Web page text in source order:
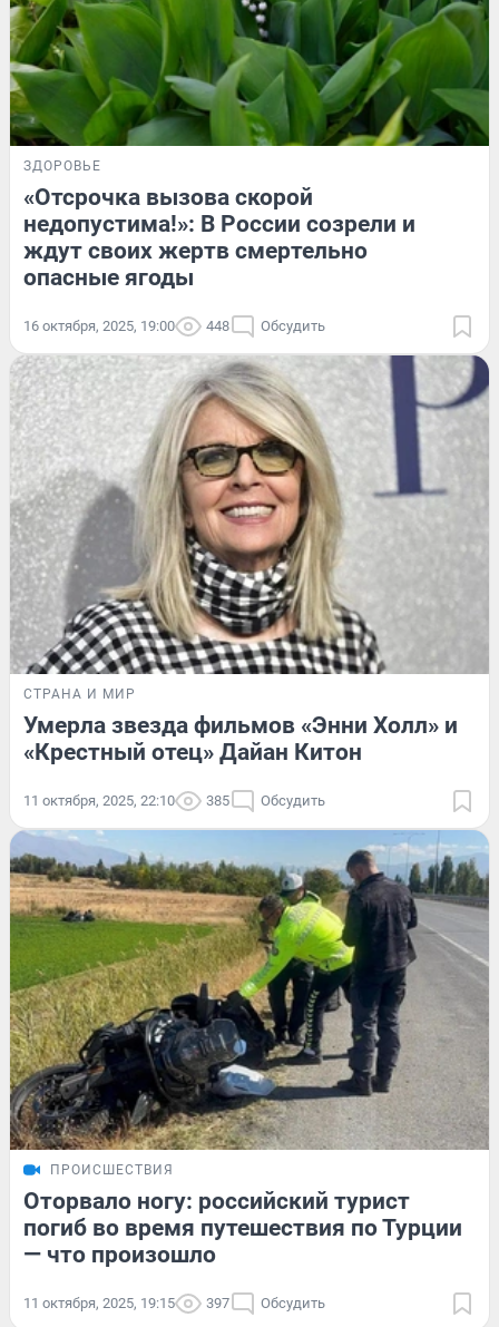
ЗДОРОВЬЕ
«Отсрочка вызова скорой
недопустима!»: В России созрели и
ждут своих жертв смертельно
опасные ягоды
16 октября, 2025, 19:00 448 Обсудить
СТРАНА И МИР
Умерла звезда фильмов «Энни Холл» и
«Крестный отец» Дайан Китон
11 октября, 2025, 22:10 385 Обсудить
ПРОИСШЕСТВИЯ
Оторвало ногу: российский турист
погиб во время путешествия по Турции
— что произошло
11 октября, 2025, 19:15 397 Обсудить